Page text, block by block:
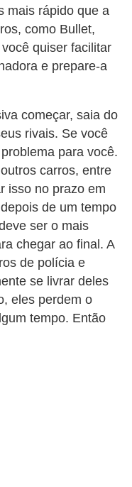
mais rápido que a
como Bullet,
quiser facilitar
e prepare-a
começar, saia do
rivais. Se você
para você.
carros, entre
isso no prazo em
de um tempo
ser o mais
chegar ao final. A
de polícia e
se livrar deles
eles perdem o
tempo. Então